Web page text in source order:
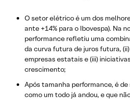
O setor elétrico é um dos
ante +14% para o Ibovespa). Na
performance refletiu uma
da curva futura de juros futura,
empresas estatais e (iii)
crescimento;
Após tamanha performance, é
como um todo já andou, e que